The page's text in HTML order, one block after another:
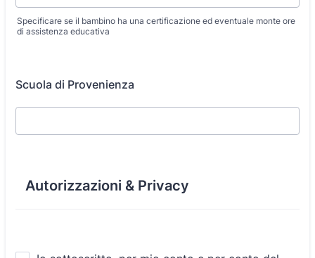
Specificare se il bambino ha una certificazione ed eventuale monte ore
di assistenza educativa
Scuola di Provenienza
Autorizzazioni & Privacy